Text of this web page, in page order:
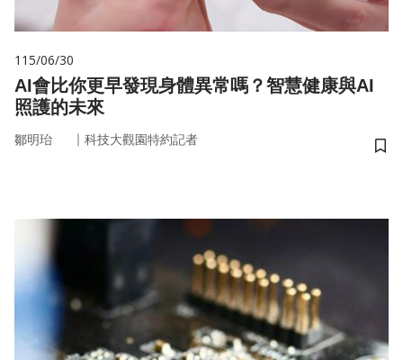
115/06/30
AI會比你更早發現身體異常嗎？智慧健康與AI
照護的未來
鄒明珆 ｜ 科技大觀園特約記者
儲